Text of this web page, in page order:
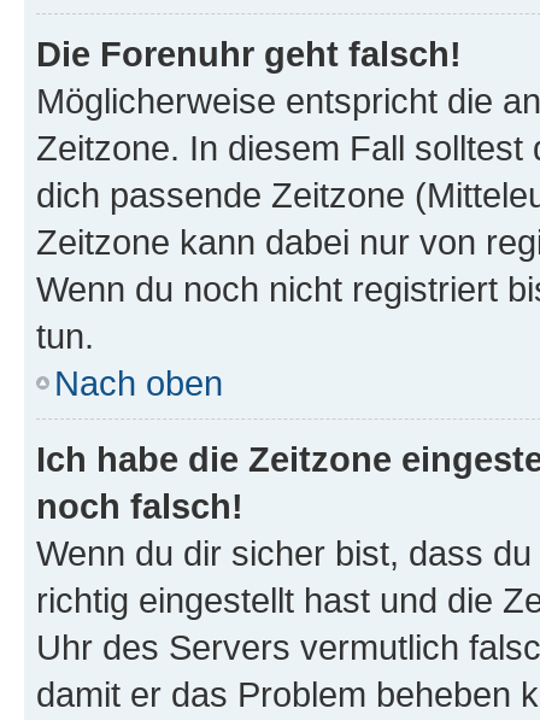
Die Forenuhr geht falsch!
Möglicherweise entspricht die
Zeitzone. In diesem Fall solltest
dich passende Zeitzone
Zeitzone kann dabei nur von
Wenn du noch nicht registriert
tun.
Nach oben
Ich habe die Zeitzone
noch falsch!
Wenn du dir sicher bist, dass
richtig eingestellt hast und die
Uhr des Servers vermutlich
damit er das Problem beheben